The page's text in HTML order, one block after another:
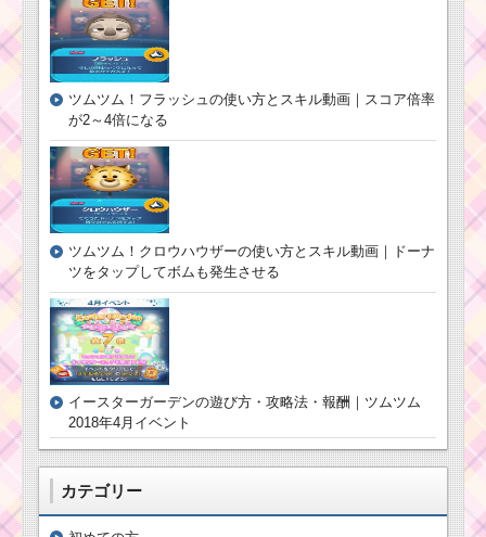
ツムツム9月ディズニ
ーストーリーブックス
ョン内容と攻略
ミッションを攻
略するツム
ツムツムイベント8
法と報酬
ツムツム！フラッシュの使い方とスキル動画｜スコア倍率
が2～4倍になる
ツムツム！クロウハウザーの使い方とスキル動画｜ドーナ
ツをタップしてボムも発生させる
イースターガーデンの遊び方・攻略法・報酬｜ツムツム
2018年4月イベント
カテゴリー